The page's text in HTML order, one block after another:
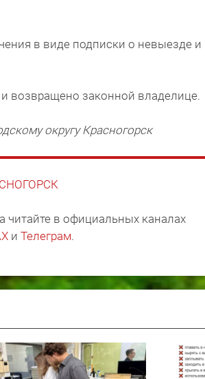
в виде подписки о невыезде
возвращено законной владелице.
округу Красногорск
читайте в официальных каналах
и Телеграм.